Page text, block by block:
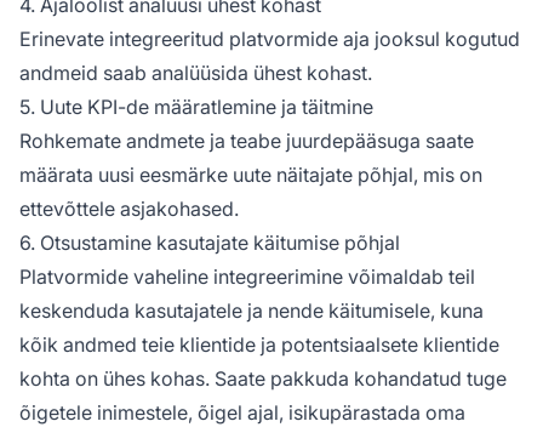
4. Ajaloolist analüüsi ühest kohast
Erinevate integreeritud platvormide aja jooksul kogutud
andmeid saab analüüsida ühest kohast.
5. Uute KPI-de määratlemine ja täitmine
Rohkemate andmete ja teabe juurdepääsuga saate
määrata uusi eesmärke uute näitajate põhjal, mis on
ettevõttele asjakohased.
6. Otsustamine kasutajate käitumise põhjal
Platvormide vaheline integreerimine võimaldab teil
keskenduda kasutajatele ja nende käitumisele, kuna
kõik andmed teie klientide ja potentsiaalsete klientide
kohta on ühes kohas. Saate pakkuda kohandatud tuge
õigetele inimestele, õigel ajal, isikupärastada oma